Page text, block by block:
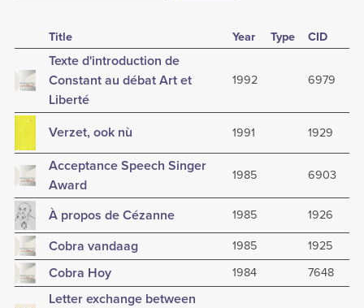
Title Year Type CID
Texte d'introduction de
Constant au débat Art et
Liberté
1992 6979
Verzet, ook nù 1991 1929
Acceptance Speech Singer
Award
1985 6903
À propos de Cézanne 1985 1926
Cobra vandaag 1985 1925
Cobra Hoy 1984 7648
Letter exchange between